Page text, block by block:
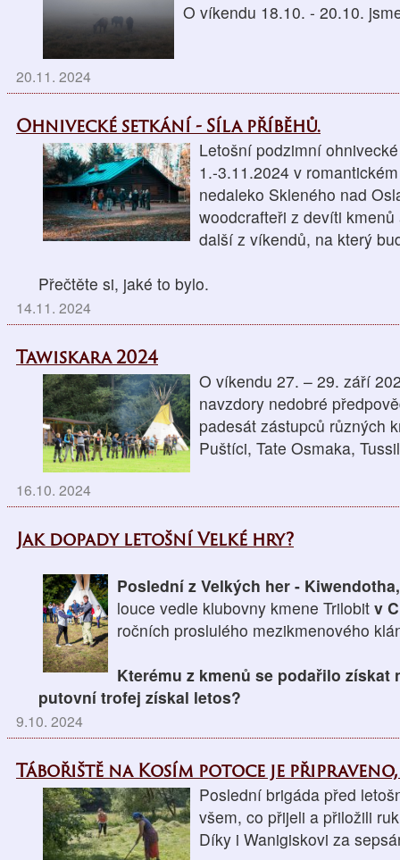
O víkendu 18.10. - 20.10.
20.11. 2024
Ohnivecké setkání - Síla příběhů.
Letošní podzimní
1.-3.11.2024 v
nedaleko Skleného nad
woodcrafteři z devíti
další z víkendů, na který
Přečtěte si, jaké to bylo.
14.11. 2024
Tawiskara 2024
O víkendu 27. – 29. září
navzdory nedobré
padesát zástupců různých
Puštíci, Tate Osmaka,
16.10. 2024
Jak dopady letošní Velké hry?
Poslední z Velkých her -
louce vedle klubovny kmene Trilobit v
ročních proslulého mezikmenového
Kterému z kmenů se podařilo získat
putovní trofej získal letos?
9.10. 2024
Tábořiště na Kosím potoce je
Poslední brigáda před
všem, co přijeli a přiložili
Díky i Wanigiskovi za